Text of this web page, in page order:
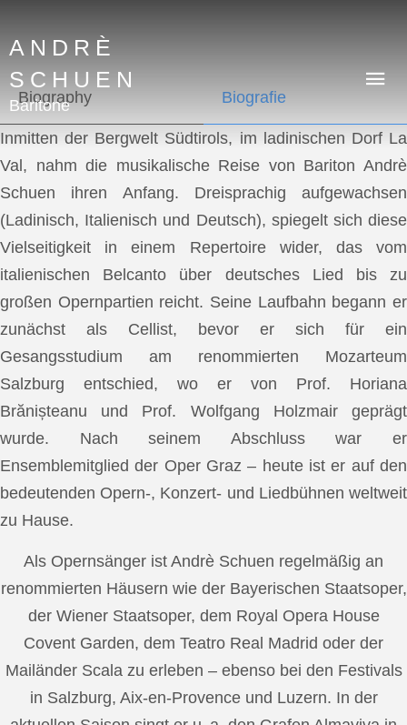
ANDRÈ
SCHUEN
Baritone
Biography Biografie
Inmitten der Bergwelt Südtirols, im ladinischen Dorf La
Val, nahm die musikalische Reise von Bariton Andrè
Schuen ihren Anfang. Dreisprachig aufgewachsen
(Ladinisch, Italienisch und Deutsch), spiegelt sich diese
Vielseitigkeit in einem Repertoire wider, das vom
italienischen Belcanto über deutsches Lied bis zu
großen Opernpartien reicht. Seine Laufbahn begann er
zunächst als Cellist, bevor er sich für ein
Gesangsstudium am renommierten Mozarteum
Salzburg entschied, wo er von Prof. Horiana
Brănișteanu und Prof. Wolfgang Holzmair geprägt
wurde. Nach seinem Abschluss war er
Ensemblemitglied der Oper Graz – heute ist er auf den
bedeutenden Opern-, Konzert- und Liedbühnen weltweit
zu Hause.
Als Opernsänger ist Andrè Schuen regelmäßig an
renommierten Häusern wie der Bayerischen Staatsoper,
der Wiener Staatsoper, dem Royal Opera House
Covent Garden, dem Teatro Real Madrid oder der
Mailänder Scala zu erleben – ebenso bei den Festivals
in Salzburg, Aix-en-Provence und Luzern. In der